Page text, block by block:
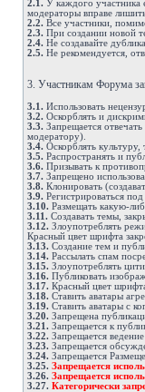
2.1. У каждого участника
модераторы вправе
2.2. Все участники,
2.3. При создании новой
2.4. Не создавайте
2.5. Не рекомендуется,
3. Участникам Форума
3.1. Использовать
3.2. Оскорблять и
3.3. Запрещается
модератору).
3.4. Оскорблять
3.5. Распространять и
3.6. Призывать к
3.7. Запрещено
3.8. Клонировать
3.9. Регистрироваться
3.10. Размещать какую-
3.11. Создавать темы,
3.12. Злоупотреблять
Красный цвет шрифта
3.13. Создание тем и
3.14. Рассылать спам
3.15. Злоупотреблять
3.16. Публиковать
3.17. Красный цвет
3.18. Ставить аватары
3.19. Ставить аватары с
3.20. Запрещена
3.21. Запрещается к
3.22. Запрещается
3.23. Запрещается
3.24. Запрещается
3.25. Запрещается
3.26. Запрещается
3.27. Категорически